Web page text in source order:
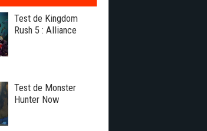
Test de Kingdom
Rush 5 : Alliance
Test de Monster
Hunter Now